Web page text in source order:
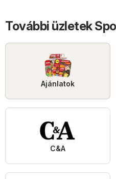
További üzletek
Ajánlatok
C&A